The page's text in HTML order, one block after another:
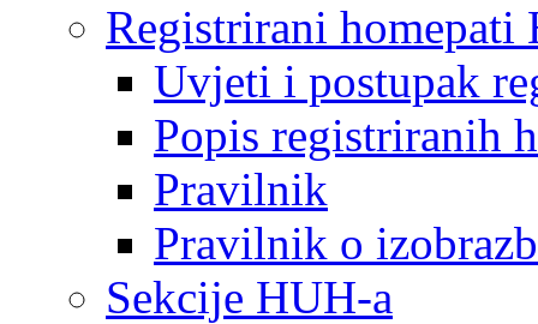
Registrirani homepati
Uvjeti i postupak
Popis registriranih
Pravilnik
Pravilnik o
Sekcije HUH-a